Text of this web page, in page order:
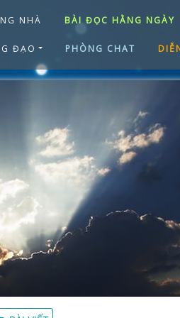
NHÀ BÀI ĐỌC HẰNG NGÀY
ĐẠO PHÒNG CHAT